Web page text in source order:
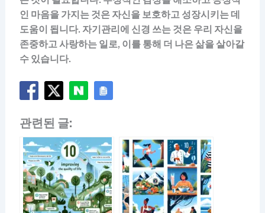
인 마음을 가지는 것은 자신을 보호하고 성장시키는 데
도움이 됩니다. 자기관리에 신경 쓰는 것은 우리 자신을
존중하고 사랑하는 일로, 이를 통해 더 나은 삶을 살아갈
수 있습니다.
관련된 글: